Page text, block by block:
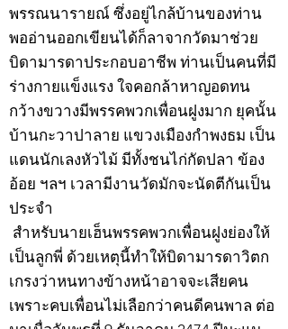
พรรณนารายณ์ ซึ่งอยู่ไกล้บ้านของท่าน
พออ่านออกเขียนได้ก็ลาจากวัดมาช่วย
บิดามารดาประกอบอาชีพ ท่านเป็นคนที่มี
ร่างกายแข็งแรง ใจคอกล้าหาญอดทน
กว้างขวางมีพรรคพวกเพื่อนฝูงมาก ยุคนั้น
บ้านกะวาปาลาย แขวงเมืองกำพงธม เป็น
แดนนักเลงหัวไม้ มีทั้งชนไก่กัดปลา ข้อง
อ้อย ฯลฯ เวลามีงานวัดมักจะนัดตีกันเป็น
ประจำ
สำหรับนายเฮ็นพรรคพวกเพื่อนฝูงย่องให้
เป็นลูกพี่ ด้วยเหตุนี้ทำให้บิดามารดาวิตก
เกรงว่าหนทางข้างหน้าอาจจะเสียคน
เพราะคบเพื่อนไม่เลือกว่าคนดีคนพาล ต่อ